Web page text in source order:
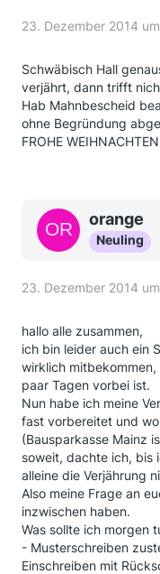
23. Dezember 2014
Schwäbisch Hall
verjährt, dann trifft
Hab Mahnbescheid
ohne Begründung
FROHE WEIHNACHTEN
orange
Neuling
23. Dezember 2014
hallo alle zusammen,
ich bin leider auch ein
wirklich
paar Tagen vorbei ist.
Nun habe ich meine
fast vorbereitet und
(Bausparkasse Mainz
soweit, dachte ich, bis
alleine die Verjährung
Also meine Frage an
inzwischen haben.
Was sollte ich morgen
- Musterschreiben
Einschreiben mit